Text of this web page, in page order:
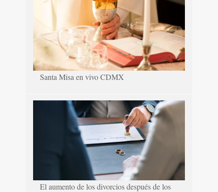
Santa Misa en vivo CDMX
El aumento de los divorcios después de los